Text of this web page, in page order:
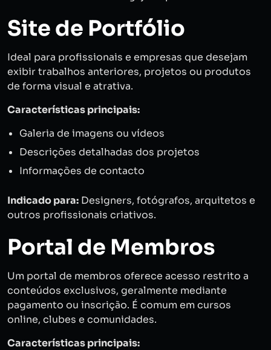
Site de Portfólio
Ideal para profissionais e empresas que desejam
exibir trabalhos anteriores, projetos ou produtos
de forma visual e atrativa.
Características principais:
Galeria de imagens ou vídeos
Descrições detalhadas dos projetos
Informações de contacto
Indicado para: Designers, fotógrafos, arquitetos e
outros profissionais criativos.
Portal de Membros
Um portal de membros oferece acesso restrito a
conteúdos exclusivos, geralmente mediante
pagamento ou inscrição. É comum em cursos
online, clubes e comunidades.
Características principais: